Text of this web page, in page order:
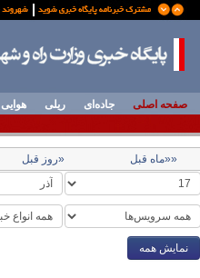
صفحه اصلی جاده‌ای ریلی هوایی
««ماه قبل «روز قبل
نمایش همه